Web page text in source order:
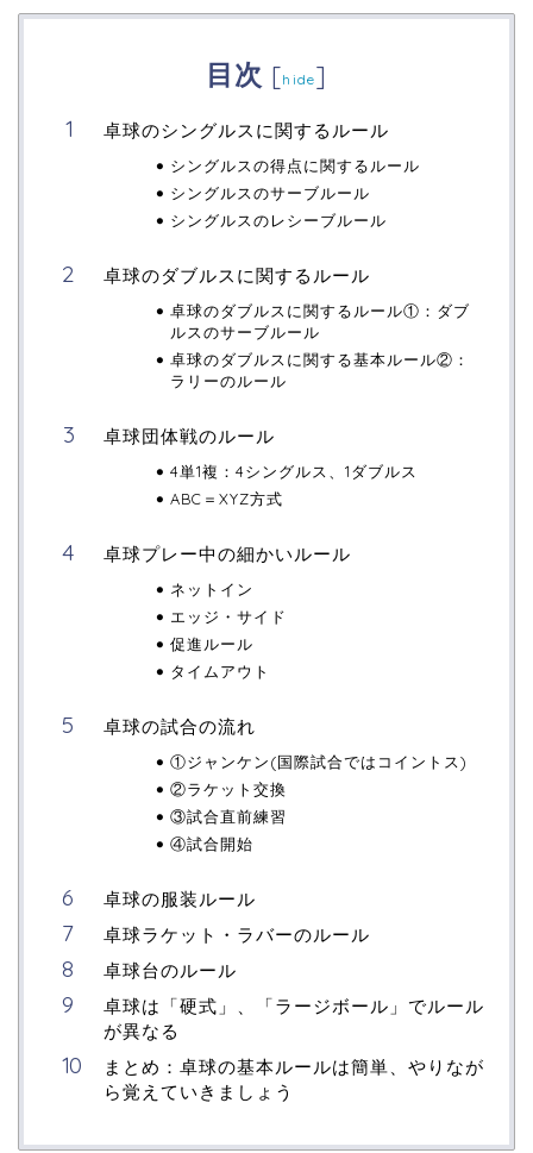
目次 [hide]
卓球のシングルスに関するルール
シングルスの得点に関するルール
シングルスのサーブルール
シングルスのレシーブルール
卓球のダブルスに関するルール
卓球のダブルスに関するルール①：ダブ
ルスのサーブルール
卓球のダブルスに関する基本ルール②：
ラリーのルール
卓球団体戦のルール
4単1複：4シングルス、1ダブルス
ABC＝XYZ方式
卓球プレー中の細かいルール
ネットイン
エッジ・サイド
促進ルール
タイムアウト
卓球の試合の流れ
①ジャンケン(国際試合ではコイントス)
②ラケット交換
③試合直前練習
④試合開始
卓球の服装ルール
卓球ラケット・ラバーのルール
卓球台のルール
卓球は「硬式」、「ラージボール」でルール
が異なる
まとめ：卓球の基本ルールは簡単、やりなが
ら覚えていきましょう